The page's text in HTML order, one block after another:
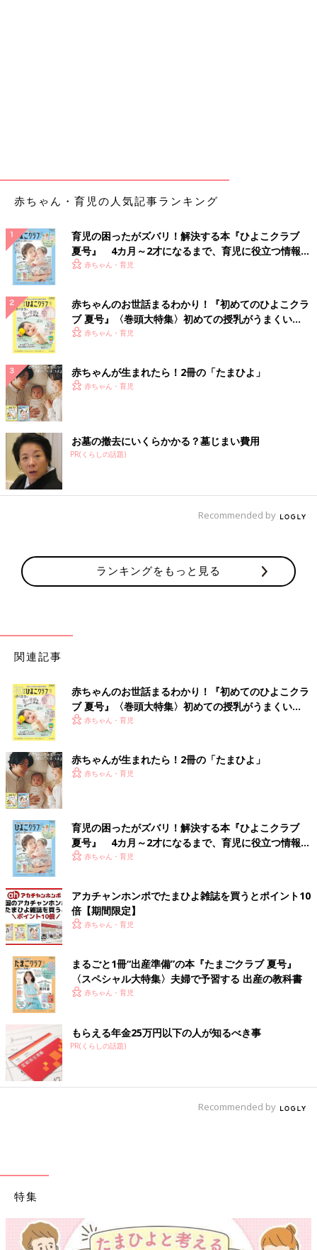
赤ちゃん・育児の人気記事ランキング
育児の困ったがズバリ！解決する本『ひよこクラブ
夏号』 4カ月～2才になるまで、育児に役立つ情報が
いっぱい！
赤ちゃん・育児
赤ちゃんのお世話まるわかり！『初めてのひよこクラ
ブ 夏号』〈巻頭大特集〉初めての授乳がうまくい
く！ おっぱい・ミルクの基本と夏のトラブル 解決テ
赤ちゃん・育児
赤ちゃんが生まれたら！2冊の「たまひよ」
赤ちゃん・育児
お墓の撤去にいくらかかる？墓じまい費用
PR(くらしの話題)
Recommended by
ランキングをもっと見る
関連記事
赤ちゃんのお世話まるわかり！『初めてのひよこクラ
ブ 夏号』〈巻頭大特集〉初めての授乳がうまくい
く！ おっぱい・ミルクの基本と夏のトラブル 解決テ
赤ちゃん・育児
赤ちゃんが生まれたら！2冊の「たまひよ」
赤ちゃん・育児
育児の困ったがズバリ！解決する本『ひよこクラブ
夏号』 4カ月～2才になるまで、育児に役立つ情報が
いっぱい！
赤ちゃん・育児
アカチャンホンポでたまひよ雑誌を買うとポイント10
倍【期間限定】
赤ちゃん・育児
まるごと1冊“出産準備”の本『たまごクラブ 夏号』
〈スペシャル大特集〉夫婦で予習する 出産の教科書
赤ちゃん・育児
もらえる年金25万円以下の人が知るべき事
PR(くらしの話題)
Recommended by
特集